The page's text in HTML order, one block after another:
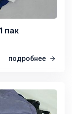
пак
подробнее